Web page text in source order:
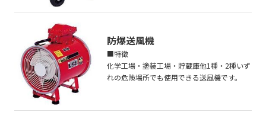
防爆送風機
■特徴
化学工場・塗装工場・貯蔵庫他1種・2種いず
れの危険場所でも使用できる送風機です。